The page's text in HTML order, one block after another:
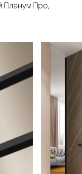
Планум Про,